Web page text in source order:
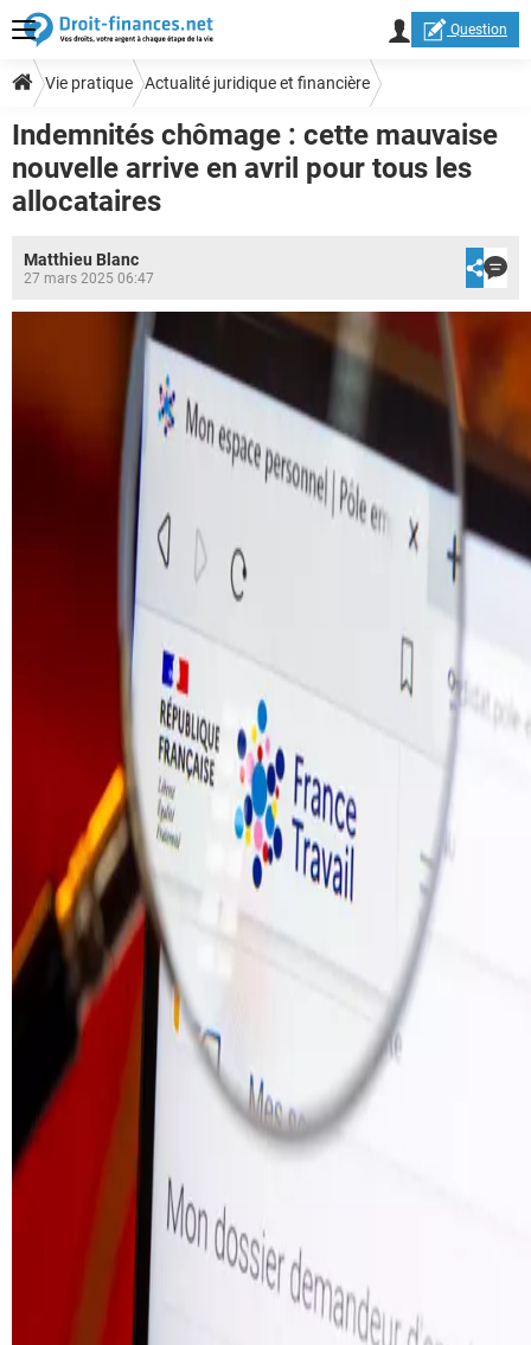
Question
Vie pratique Actualité juridique et financière
Indemnités chômage : cette mauvaise
nouvelle arrive en avril pour tous les
allocataires
Matthieu Blanc
27 mars 2025 06:47